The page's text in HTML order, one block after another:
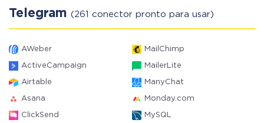
Telegram (261 conector pronto para usar)
AWeber MailChimp
ActiveCampaign MailerLite
Airtable ManyChat
Asana Monday.com
ClickSend MySQL